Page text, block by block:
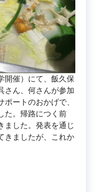
開催）にて、飯久保
さん、何さんが参加
ートのおかげで、
た。帰路につく前
ました。発表を通じ
きましたが、これか